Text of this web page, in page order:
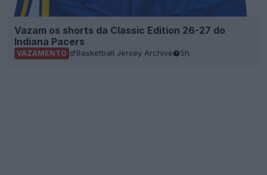
Vazam os shorts da Classic Edition 26-27 do
Indiana Pacers
VAZAMENTO Basketball Jersey Archive 5h